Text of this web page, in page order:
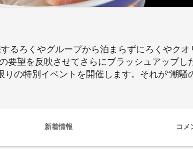
るろくやグループから泊まらずにろくやク
要望を反映させてさらにブラッシュアップ
の特別イベントを開催します。それが“潮
新着情報 コメ